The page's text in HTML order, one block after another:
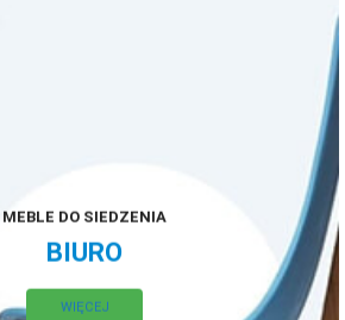
MEBLE DO SIEDZENIA
BIURO
WIĘCEJ